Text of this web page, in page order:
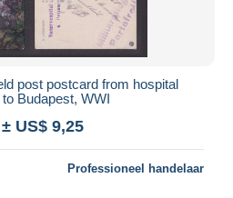
post postcard from hospital
Budapest, WWI
± US$ 9,25
Professioneel handelaar